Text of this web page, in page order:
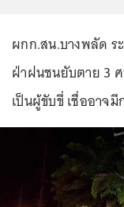
ผกก.สน.บางพลัด ร
ฝ่าฝนชนยับตาย 3
เป็นผู้ขับขี่ เชื่ออาจ